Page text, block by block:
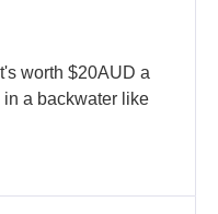
worth $20AUD a
a backwater like